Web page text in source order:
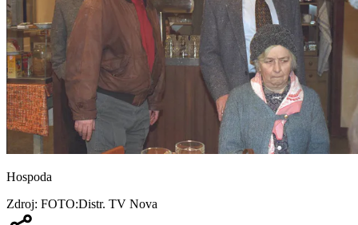
Hospoda
Zdroj: FOTO:Distr. TV Nova